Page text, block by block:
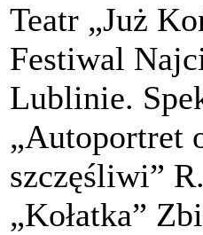
Teatr „Już
Festiwal
Lublinie.
„Autoportret
szczęśliwi”
„Kołatka”